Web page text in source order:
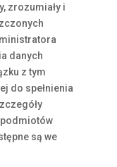
zrozumiały i
danych
z tym
do spełnienia
są we